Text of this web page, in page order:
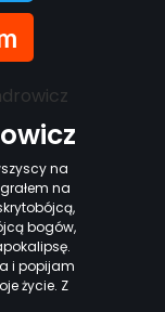
na
na
bogów,
i popijam
życie. Z